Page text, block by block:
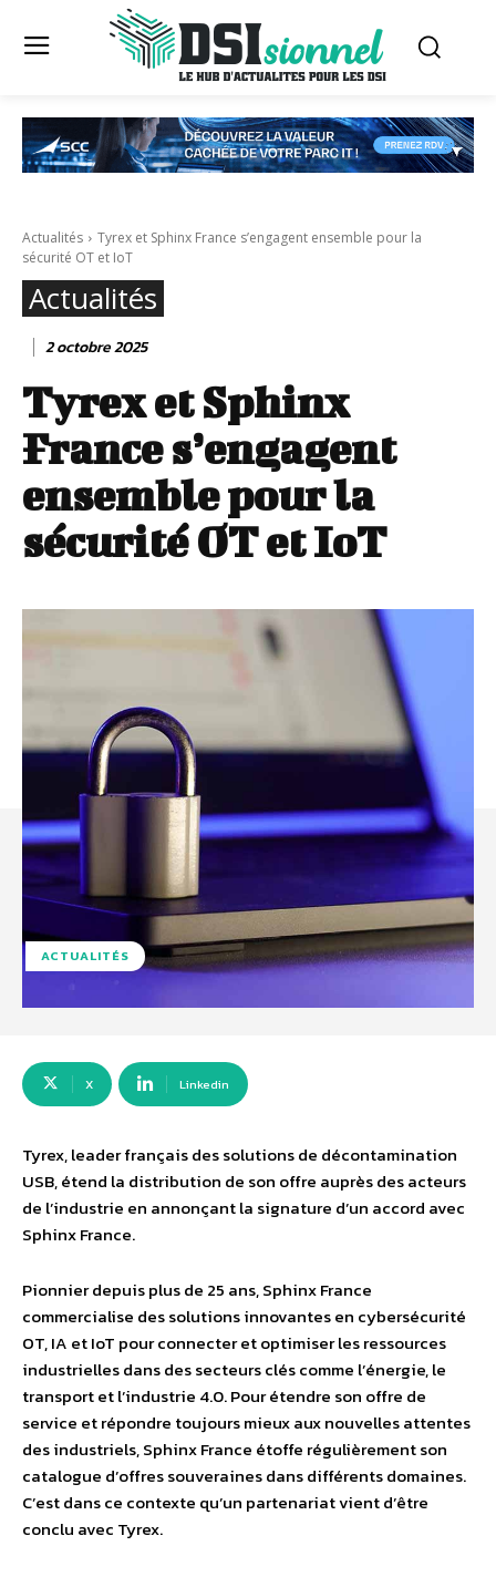
Actualités
Tyrex et Sphinx France s’engagent ensemble pour la
sécurité OT et IoT
Actualités
2 octobre 2025
Tyrex et Sphinx
France s’engagent
ensemble pour la
sécurité OT et IoT
ACTUALITÉS
X Linkedin
Tyrex, leader français des solutions de décontamination
USB, étend la distribution de son offre auprès des acteurs
de l’industrie en annonçant la signature d’un accord avec
Sphinx France.
Pionnier depuis plus de 25 ans, Sphinx France
commercialise des solutions innovantes en cybersécurité
OT, IA et IoT pour connecter et optimiser les ressources
industrielles dans des secteurs clés comme l’énergie, le
transport et l’industrie 4.0. Pour étendre son offre de
service et répondre toujours mieux aux nouvelles attentes
des industriels, Sphinx France étoffe régulièrement son
catalogue d’offres souveraines dans différents domaines.
C’est dans ce contexte qu’un partenariat vient d’être
conclu avec Tyrex.